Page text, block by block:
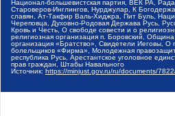
Национал-большевистская партия, ВЕК РА,
Староверов-Инглингов, Нурджулар, К
славян, Ат-Такфир Валь-Хиджра, Пит Буль,
Череповца, Духовно-Родовая Держава Русь,
Кровь и Честь, О свободе совести и о
религиозная организация п. Боровский,
организация «Братство», Свидетели Иеговы,
болельщиков «Фирма», Молодежная
республика Русь, Арестантское уголовное
прав граждан, Штабы Навального
Источник: https://minjust.gov.ru/ru/documents/